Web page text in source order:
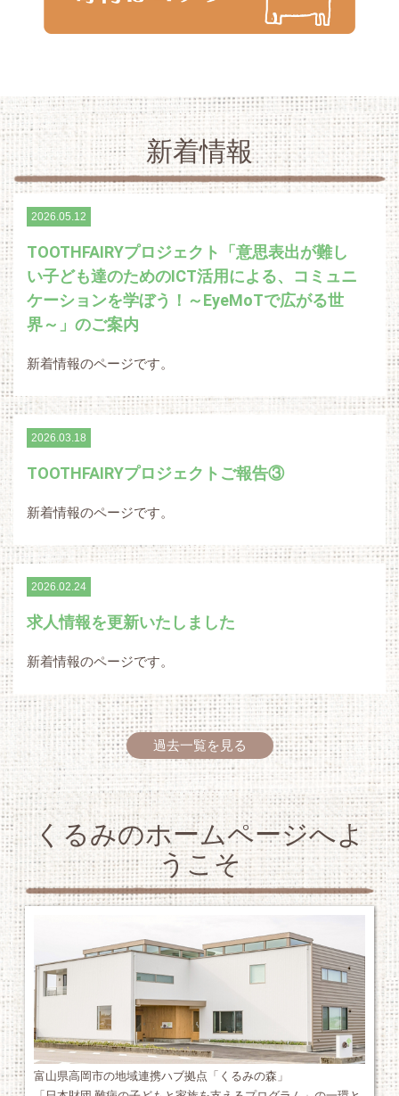
新着情報
2026.05.12
TOOTHFAIRYプロジェクト「意思表出が難し
い子ども達のためのICT活用による、コミュニ
ケーションを学ぼう！～EyeMoTで広がる世
界～」のご案内
新着情報のページです。
2026.03.18
TOOTHFAIRYプロジェクトご報告③
新着情報のページです。
2026.02.24
求人情報を更新いたしました
新着情報のページです。
過去一覧を見る
くるみのホームページへよ
うこそ
富山県高岡市の地域連携ハブ拠点「くるみの森」